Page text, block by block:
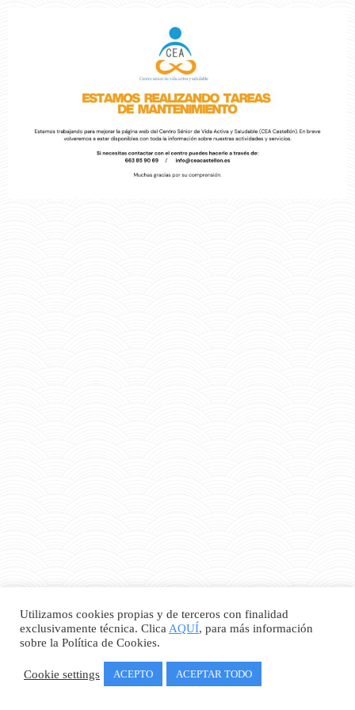
Utilizamos cookies propias y de terceros con finalidad
exclusivamente técnica. Clica AQUÍ, para más información
sobre la Política de Cookies.
Cookie settings ACEPTO ACEPTAR TODO